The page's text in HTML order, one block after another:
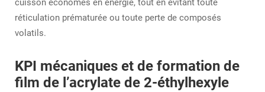
cuisson économes en énergie, tout en évitant toute
réticulation prématurée ou toute perte de composés
volatils.
KPI mécaniques et de formation de
film de l’acrylate de 2-éthylhexyle